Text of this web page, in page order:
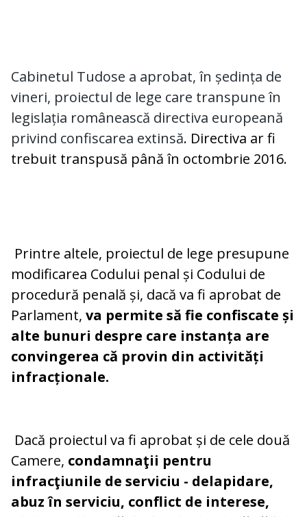
Cabinetul Tudose a aprobat, în ședința de
vineri, proiectul de lege care transpune în
legislația românească directiva europeană
privind confiscarea extinsă. Directiva ar fi
trebuit transpusă până în octombrie 2016.
Printre altele, proiectul de lege presupune
modificarea Codului penal și Codului de
procedură penală și, dacă va fi aprobat de
Parlament, va permite să fie confiscate și
alte bunuri despre care instanța are
convingerea că provin din activități
infracționale.
Dacă proiectul va fi aprobat și de cele două
Camere, condamnaţii pentru
infracţiunile de serviciu - delapidare,
abuz în serviciu, conflict de interese,